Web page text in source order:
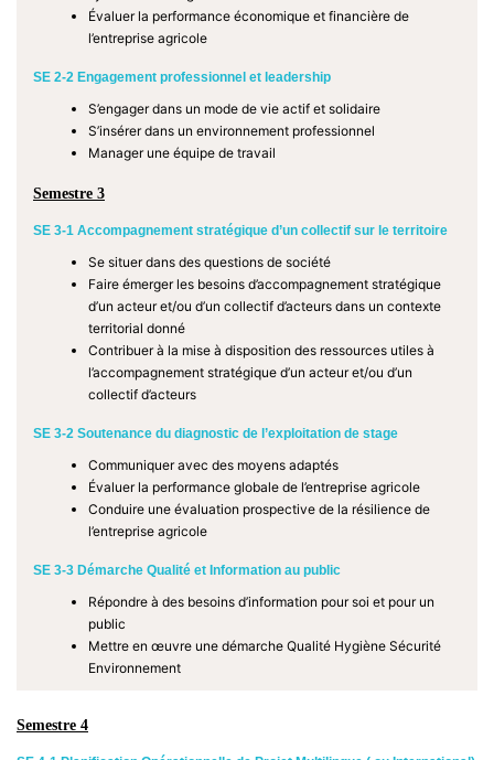
Évaluer la performance économique et financière de
l’entreprise agricole
SE 2-2 Engagement professionnel et leadership
S’engager dans un mode de vie actif et solidaire
S’insérer dans un environnement professionnel
Manager une équipe de travail
Semestre 3
SE 3-1 Accompagnement stratégique d’un collectif sur le territoire
Se situer dans des questions de société
Faire émerger les besoins d’accompagnement stratégique
d’un acteur et/ou d’un collectif d’acteurs dans un contexte
territorial donné
Contribuer à la mise à disposition des ressources utiles à
l’accompagnement stratégique d’un acteur et/ou d’un
collectif d’acteurs
SE 3-2 Soutenance du diagnostic de l’exploitation de stage
Communiquer avec des moyens adaptés
Évaluer la performance globale de l’entreprise agricole
Conduire une évaluation prospective de la résilience de
l’entreprise agricole
SE 3-3 Démarche Qualité et Information au public
Répondre à des besoins d’information pour soi et pour un
public
Mettre en œuvre une démarche Qualité Hygiène Sécurité
Environnement
Semestre 4